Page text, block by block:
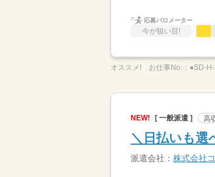
応募バロメーター
今が狙い目!
オススメ! お仕事No.： ●SD-
NEW! [ 一般派遣 ] 高
＼日払いも選
派遣会社： 株式会社